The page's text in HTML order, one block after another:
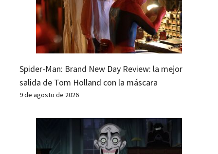
Spider-Man: Brand New Day Review: la mejor
salida de Tom Holland con la máscara
9 de agosto de 2026